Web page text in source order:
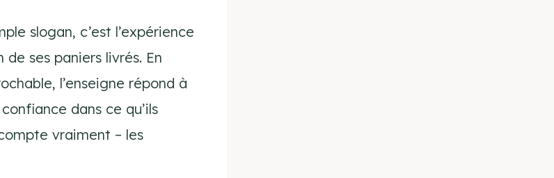
slogan, c’est l’expérience
ses paniers livrés. En
l’enseigne répond à
dans ce qu’ils
vraiment – les